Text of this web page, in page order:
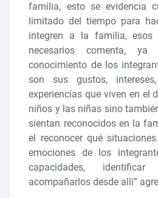
familia, esto se evidencia
limitado del tiempo para
integren a la familia, esos
necesarios comenta,
conocimiento de los
son sus gustos,
experiencias que viven en el
niños y las niñas sino
sientan reconocidos en la
el reconocer qué
emociones de los
capacidades,
acompañarlos desde allí”